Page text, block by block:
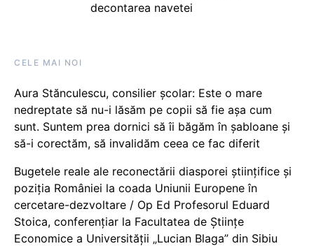
decontarea navetei
CELE MAI NOI
Aura Stănculescu, consilier școlar: Este o mare
nedreptate să nu-i lăsăm pe copii să fie așa cum
sunt. Suntem prea dornici să îi băgăm în șabloane și
să-i corectăm, să invalidăm ceea ce fac diferit
Bugetele reale ale reconectării diasporei științifice și
poziția României la coada Uniunii Europene în
cercetare-dezvoltare / Op Ed Profesorul Eduard
Stoica, conferențiar la Facultatea de Științe
Economice a Universității „Lucian Blaga” din Sibiu